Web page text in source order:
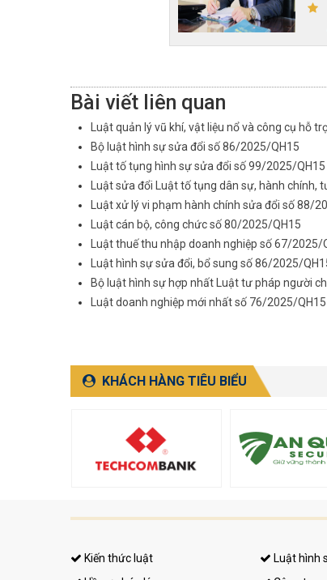
Bài viết liên quan
Luật quản lý vũ khí, vật liệu nổ và công cụ hỗ
Bộ luật hình sự sửa đổi số 86/2025/QH15
Luật tố tụng hình sự sửa đổi số 99/2025/QH15
Luật sửa đổi Luật tố tụng dân sự, hành chính,
Luật xử lý vi phạm hành chính sửa đổi số 88/
Luật cán bộ, công chức số 80/2025/QH15
Luật thuế thu nhập doanh nghiệp số 67/2025/
Luật hình sự sửa đổi, bổ sung số 86/2025/
Bộ luật hình sự hợp nhất Luật tư pháp người
Luật doanh nghiệp mới nhất số 76/2025/QH15
KHÁCH HÀNG TIÊU BIỂU
Kiến thức luật Luật hình